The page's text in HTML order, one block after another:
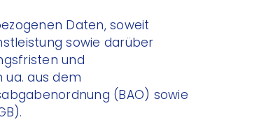
Daten, soweit
sowie darüber
und
aus dem
(BAO) sowie